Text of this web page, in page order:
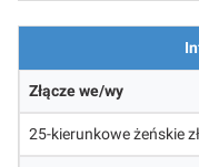
Złącze we/wy
25-kierunkowe żeńskie